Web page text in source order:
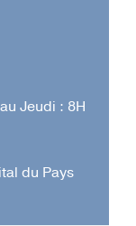
Jeudi : 8H
du Pays